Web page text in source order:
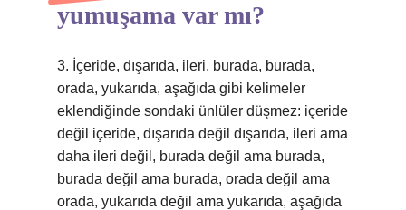
yumuşama var mı?
3. İçeride, dışarıda, ileri, burada, burada,
orada, yukarıda, aşağıda gibi kelimeler
eklendiğinde sondaki ünlüler düşmez: içeride
değil içeride, dışarıda değil dışarıda, ileri ama
daha ileri değil, burada değil ama burada,
burada değil ama burada, orada değil ama
orada, yukarıda değil ama yukarıda, aşağıda